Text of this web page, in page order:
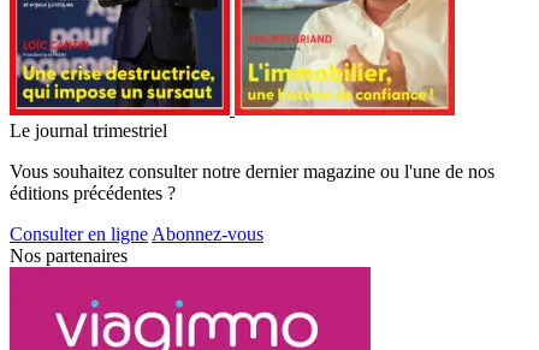
Le journal trimestriel
Vous souhaitez consulter notre dernier magazine ou l'une de nos
éditions précédentes ?
Consulter en ligne Abonnez-vous
Nos partenaires